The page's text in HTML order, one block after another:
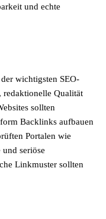
und echte
wichtigsten SEO-
redaktionelle Qualität
sollten
Backlinks aufbauen
Portalen wie
seriöse
Linkmuster sollten